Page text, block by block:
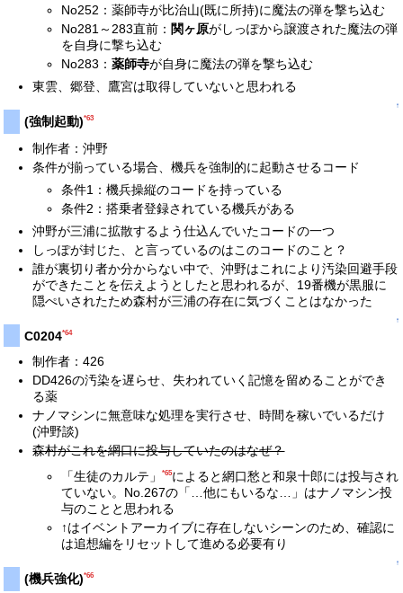
No252：薬師寺が比治山(既に所持)に魔法の弾を撃ち込む
No281～283直前： 関ヶ原がしっぽから譲渡された魔法の弾
を自身に撃ち込む
No283：薬師寺が自身に魔法の弾を撃ち込む
東雲、郷登、鷹宮は取得していないと思われる
↑
(強制起動)*63
制作者：沖野
条件が揃っている場合、機兵を強制的に起動させるコード
条件1：機兵操縦のコードを持っている
条件2：搭乗者登録されている機兵がある
沖野が三浦に拡散するよう仕込んでいたコードの一つ
しっぽが封じた、と言っているのはこのコードのこと？
誰が裏切り者か分からない中で、沖野はこれにより汚染回避手段
ができたことを伝えようとしたと思われるが、19番機が黒服に
隠ぺいされたため森村が三浦の存在に気づくことはなかった
↑
C0204*64
制作者：426
DD426の汚染を遅らせ、失われていく記憶を留めることができ
る薬
ナノマシンに無意味な処理を実行させ、時間を稼いでいるだけ
(沖野談)
森村がこれを網口に投与していたのはなぜ？
「生徒のカルテ」*65によると網口愁と和泉十郎には投与され
ていない。No.267の「…他にもいるな…」はナノマシン投
与のことと思われる
↑はイベントアーカイブに存在しないシーンのため、確認に
は追想編をリセットして進める必要有り
↑
(機兵強化)*66